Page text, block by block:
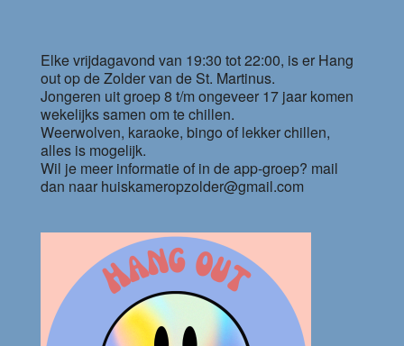
Elke vrijdagavond van 19:30 tot 22:00, is er Hang
out op de Zolder van de St. Martinus.
Jongeren uit groep 8 t/m ongeveer 17 jaar komen
wekelijks samen om te chillen.
Weerwolven, karaoke, bingo of lekker chillen,
alles is mogelijk.
Wil je meer informatie of in de app-groep? mail
dan naar huiskameropzolder@gmail.com